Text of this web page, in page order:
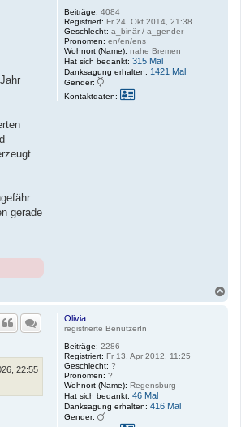
Beiträge: 4084
Registriert: Fr 24. Okt 2014, 21:38
Geschlecht: a_binär / a_gender
Pronomen: en/en/ens
Wohnort (Name): nahe Bremen
Hat sich bedankt: 315 Mal
Danksagung erhalten: 1421 Mal
Gender:
Kontaktdaten:
gerade
Olivia
registrierte BenutzerIn
Beiträge: 2286
Registriert: Fr 13. Apr 2012, 11:25
Geschlecht: ?
Pronomen: ?
Wohnort (Name): Regensburg
Hat sich bedankt: 46 Mal
Danksagung erhalten: 416 Mal
Gender:
22:55